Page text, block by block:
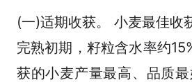
(一)适期收获。 小麦最佳收
完熟初期，籽粒含水率约
获的小麦产量最高、品质